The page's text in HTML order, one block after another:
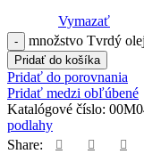
Vymazať
množstvo Tvrdý
Pridať do košíka
Pridať do porovnania
Pridať medzi obľúbené
Katalógové číslo:
podlahy
Share: